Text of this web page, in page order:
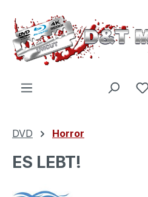
Zum Hauptinhalt springen
DVD Horror
ES LEBT!